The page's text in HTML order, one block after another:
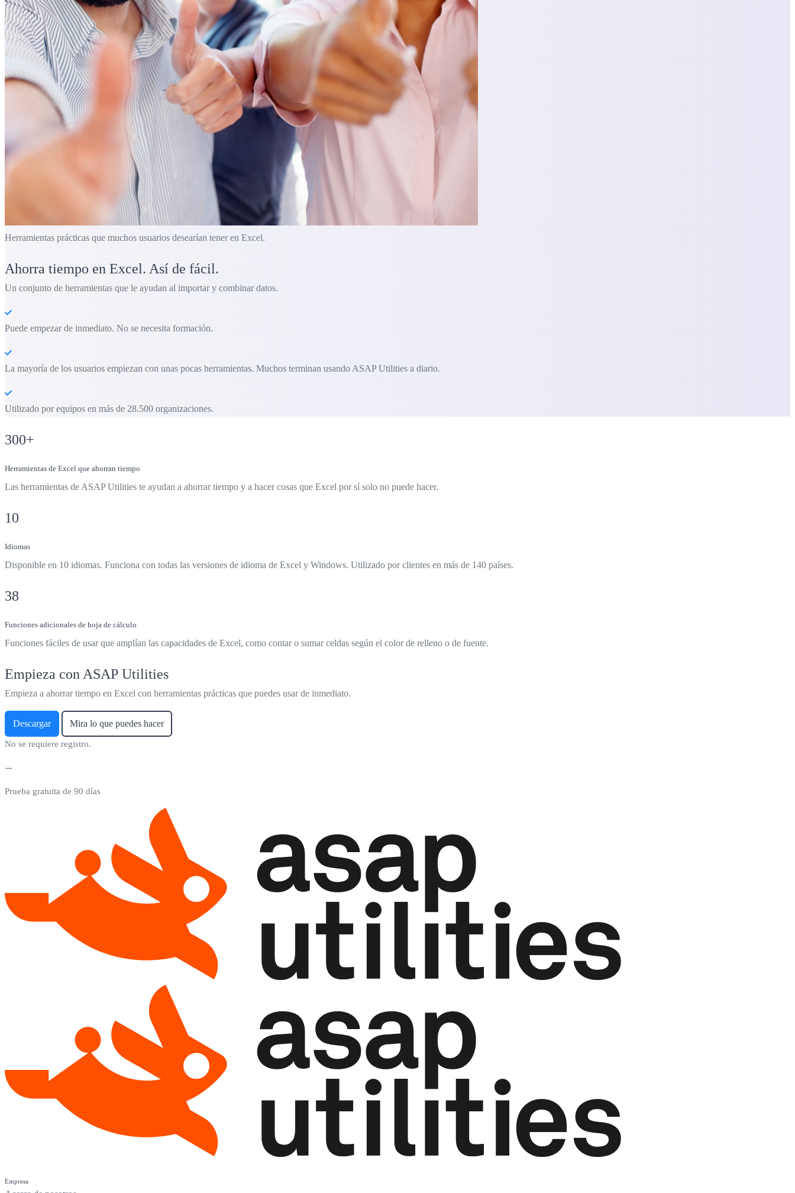
Herramientas prácticas que muchos usuarios desearían tener en Excel.
Ahorra tiempo en Excel. Así de fácil.
Un conjunto de herramientas que le ayudan al importar y combinar datos.
Puede empezar de inmediato. No se necesita formación.
La mayoría de los usuarios empiezan con unas pocas herramientas. Muchos terminan usando ASAP Utilities a diario.
Utilizado por equipos en más de 28.500 organizaciones.
300+
Herramientas de Excel que ahorran tiempo
Las herramientas de ASAP Utilities te ayudan a ahorrar tiempo y a hacer cosas que Excel por sí solo no puede hacer.
10
Idiomas
Disponible en 10 idiomas. Funciona con todas las versiones de idioma de Excel y Windows. Utilizado por clientes en más de 140 países.
38
Funciones adicionales de hoja de cálculo
Funciones fáciles de usar que amplían las capacidades de Excel, como contar o sumar celdas según el color de relleno o de fuente.
Empieza con ASAP Utilities
Empieza a ahorrar tiempo en Excel con herramientas prácticas que puedes usar de inmediato.
Descargar Mira lo que puedes hacer
No se requiere registro.
Prueba gratuita de 90 días
Empresa